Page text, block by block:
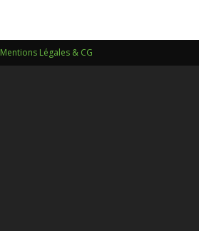
Mentions Légales & CG